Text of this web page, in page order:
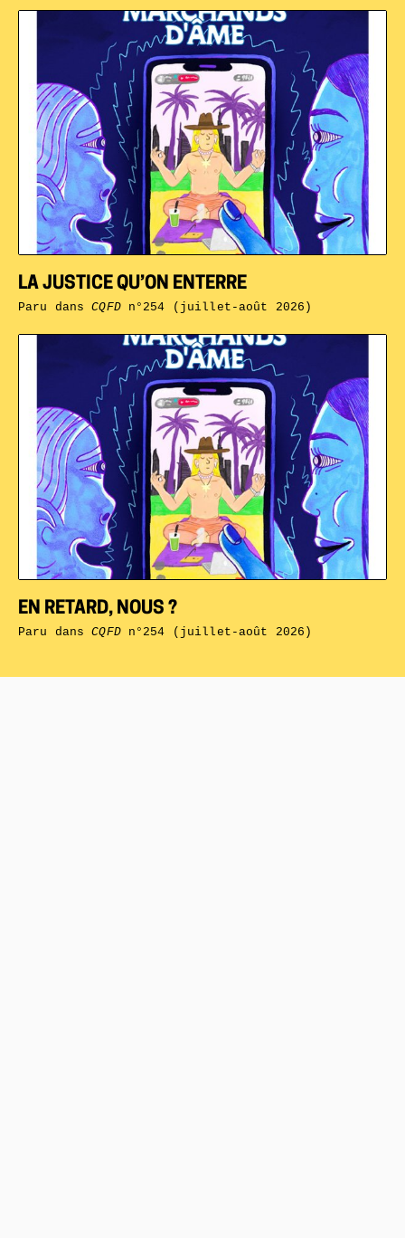
EN RETARD, NOUS ?
Paru dansCQFDn°254 (juillet-août 2026)
LA JUSTICE QU’ON ENTERRE
Paru dansCQFDn°254 (juillet-août 2026)